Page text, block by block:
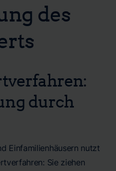
des
durch
Einfamilienhäusern nutzt
Sie ziehen